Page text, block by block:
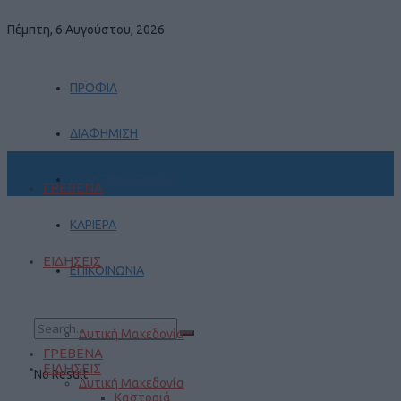
Πέμπτη, 6 Αυγούστου, 2026
ΠΡΟΦΙΛ
ΔΙΑΦΗΜΙΣΗ
ΚΑΡΙΕΡΑ
ΕΠΙΚΟΙΝΩΝΙΑ
No Result
ΓΡΕΒΕΝΑ
ΕΙΔΗΣΕΙΣ
Δυτική Μακεδονία
ΓΡΕΒΕΝΑ
ΕΙΔΗΣΕΙΣ
Δυτική Μακεδονία
Καστοριά